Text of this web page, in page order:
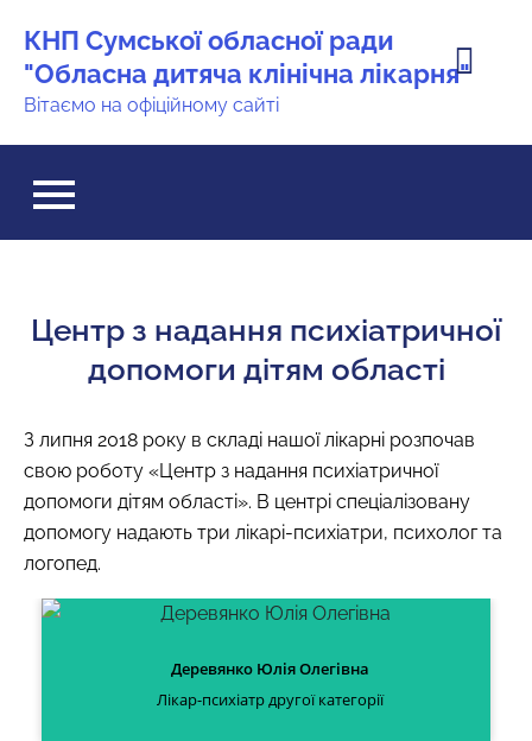
вмісту
КНП Сумської обласної ради
"Обласна дитяча клінічна лікарня"
Вітаємо на офіційному сайті
Центр з надання психіатричної
допомоги дітям області
З липня 2018 року в складі нашої лікарні розпочав
свою роботу «Центр з надання психіатричної
допомоги дітям області». В центрі спеціалізовану
допомогу надають три лікарі-психіатри, психолог та
логопед.
Деревянко Юлія Олегівна
Лікар-психіатр другої категорії